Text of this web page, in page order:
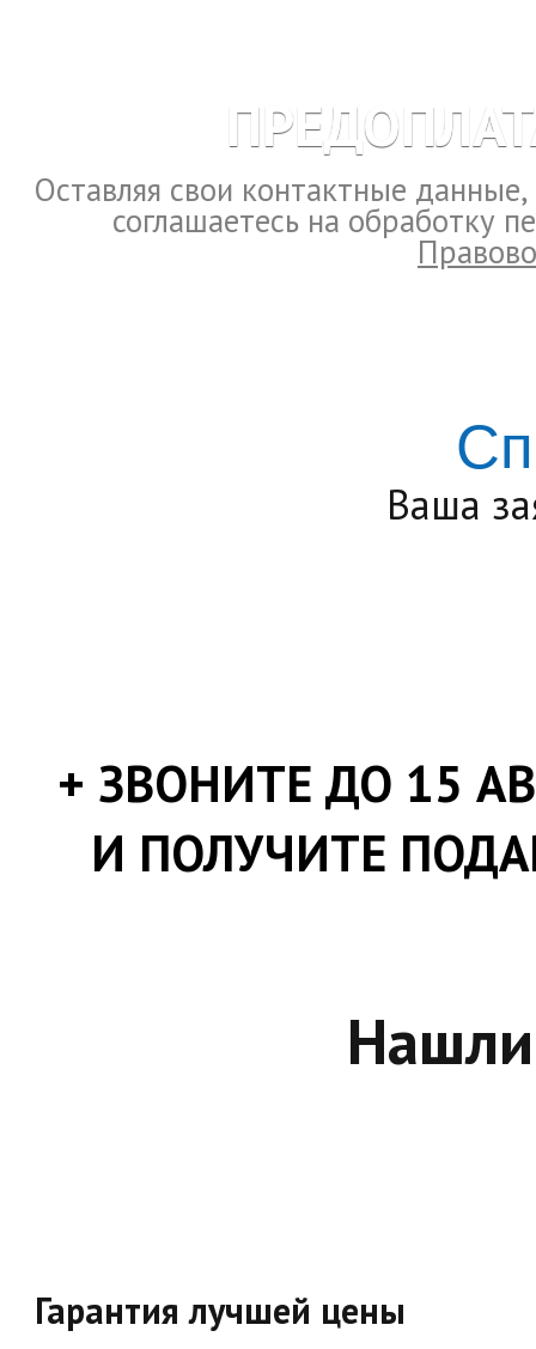
Оставляя свои контактные
соглашаетесь на обработку
Ваша
+ ЗВОНИТЕ ДО 15
И ПОЛУЧИТЕ
Гарантия лучшей цены